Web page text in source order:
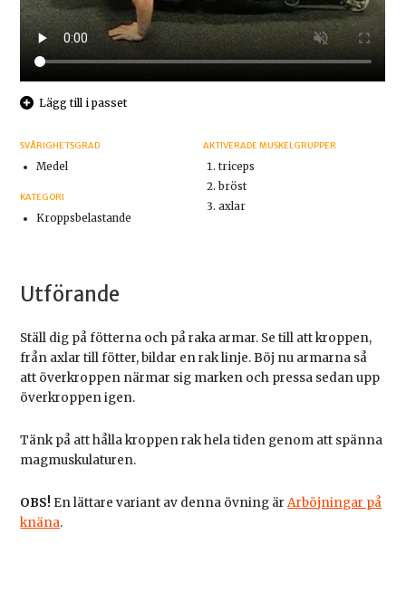
Lägg till i passet
SVÅRIGHETSGRAD
Medel
KATEGORI
Kroppsbelastande
AKTIVERADE MUSKELGRUPPER
triceps
bröst
axlar
Utförande
Ställ dig på fötterna och på raka armar. Se till att kroppen,
från axlar till fötter, bildar en rak linje. Böj nu armarna så
att överkroppen närmar sig marken och pressa sedan upp
överkroppen igen.
Tänk på att hålla kroppen rak hela tiden genom att spänna
magmuskulaturen.
OBS! En lättare variant av denna övning ärArböjningar på
knäna.